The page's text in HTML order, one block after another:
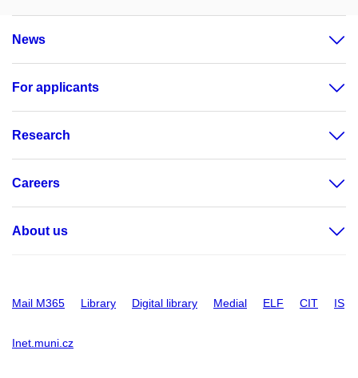
News
For applicants
Research
Careers
About us
Mail M365 Library Digital library Medial ELF CIT IS
Inet.muni.cz